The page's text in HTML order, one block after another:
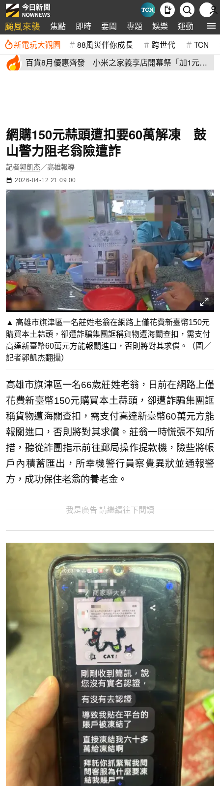
颱風來襲 焦點 即時 要聞 專題 娛樂 運動 全球
新電玩大觀園 88風災伴你成長 跨世代 TCN
百貨8月優惠齊發 小米之家義享店開幕祭「加1元多1
網購150元蒜頭遭扣要60萬解凍 鼓
山警力阻老翁險遭詐
記者郭凱杰 ／高雄報導
2026-04-12 21:09:00
▲ 高雄市旗津區一名莊姓老翁在網路上僅花費新臺幣150元
購買本土蒜頭，卻遭詐騙集團誆稱貨物遭海關查扣，需支付
高達新臺幣60萬元方能報關進口，否則將對其求償。（圖／
記者郭凱杰翻攝）
高雄市旗津區一名66歲莊姓老翁，日前在網路上僅
花費新臺幣150元購買本土蒜頭，卻遭詐騙集團誆
稱貨物遭海關查扣，需支付高達新臺幣60萬元方能
報關進口，否則將對其求償。莊翁一時慌張不知所
措，聽從詐團指示前往郵局操作提款機，險些將帳
戶內積蓄匯出，所幸機警行員察覺異狀並通報警
方，成功保住老翁的養老金。
我是廣告 請繼續往下閱讀